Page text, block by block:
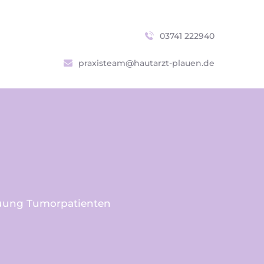
03741 222940
praxisteam@hautarzt-plauen.de
Tumorpatienten